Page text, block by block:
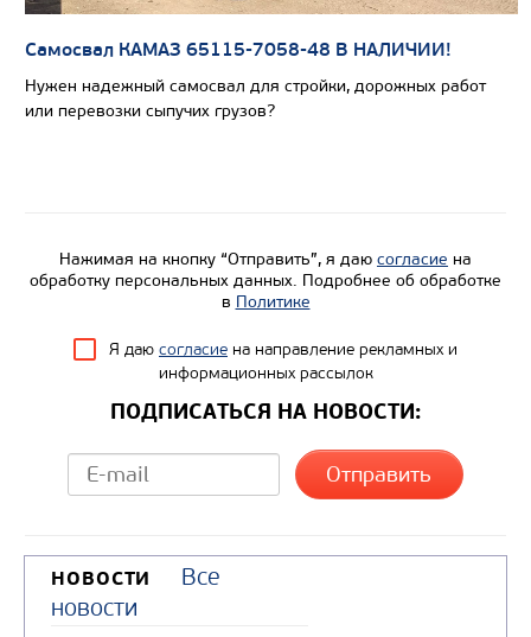
Направление разгрузки
Колесная формула
Узнать цену
Самосвал КАМАЗ 65115-7058-48 В НАЛИЧИИ!
Нужен надежный самосвал для стройки, дорожных работ
или перевозки сыпучих грузов?
Нажимая на кнопку “Отправить”, я даю согласие на
обработку персональных данных. Подробнее об обработке
в Политике
Я даю согласие на направление рекламных и
информационных рассылок
ПОДПИСАТЬСЯ НА НОВОСТИ:
НОВОСТИ
Все
новости